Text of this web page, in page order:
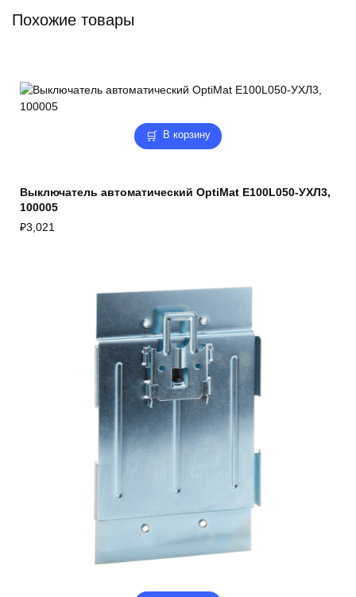
Похожие товары
В корзину
Выключатель автоматический OptiMat E100L050-УХЛ3,
100005
₽3,021